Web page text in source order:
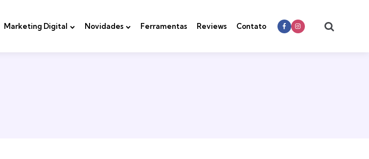
Marketing Digital Novidades Ferramentas Reviews Contato